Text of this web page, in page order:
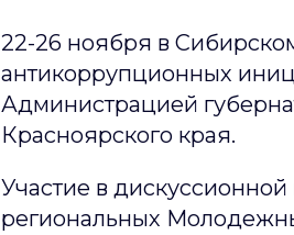
22-26 ноября в
антикоррупционных
Администрацией
Красноярского края.
Участие в
региональных